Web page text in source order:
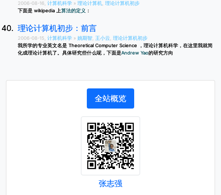
2006-08-16, 计算机科学 » 理论计算机, 理论计算机初步
下面是 wikipedia 上算法的定义 ：
理论计算机初步：前言
2006-08-15, 计算机科学 » 姚期智, 王小云, 理论计算机初步
我所学的专业英文名是 Theoretical Computer Science ，理论计算机科学，在这里我就简
化成理论计算机了。具体研究些什么呢，下面是Andrew Yao的研究方向
全站概览
张志强